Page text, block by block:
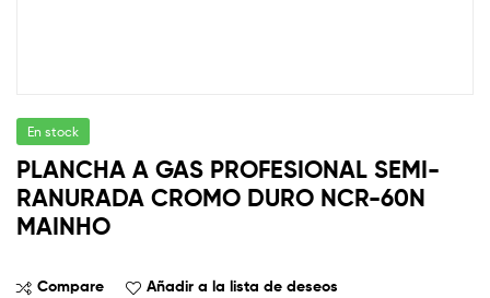
En stock
PLANCHA A GAS PROFESIONAL SEMI-
RANURADA CROMO DURO NCR-60N
MAINHO
Compare Añadir a la lista de deseos